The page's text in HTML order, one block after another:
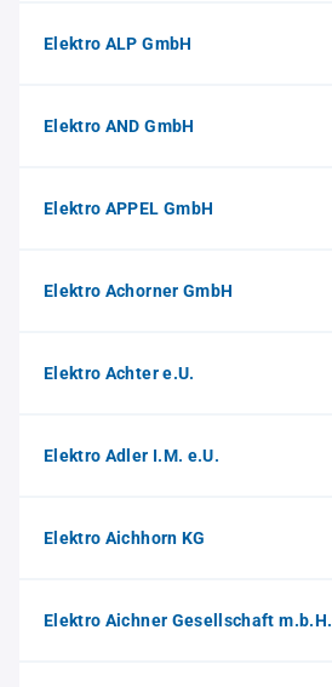
Elektro ALP GmbH
Elektro AND GmbH
Elektro APPEL GmbH
Elektro Achorner GmbH
Elektro Achter e.U.
Elektro Adler I.M. e.U.
Elektro Aichhorn KG
Elektro Aichner Gesellschaft m.b.H.